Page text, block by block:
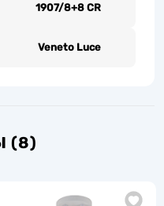
1907/8+8 CR
Veneto Luce
(8)